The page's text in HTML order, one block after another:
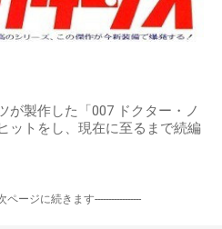
が製作した「007 ドクター・ノ
ットをし、現在に至るまで続編
ページに続きます-----------------